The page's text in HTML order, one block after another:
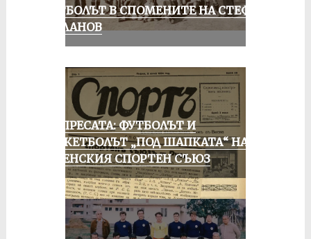
ФУТБОЛЪТ В СПОМЕНИТЕ НА СТЕФАН
МИЛАНОВ
ОТ ПРЕСАТА: ФУТБОЛЪТ И
БАСКЕТБОЛЪТ „ПОД ШАПКАТА“ НА
РУСЕНСКИЯ СПОРТЕН СЪЮЗ